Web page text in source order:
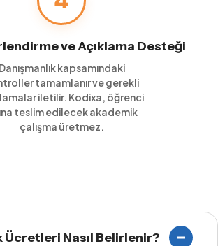
ve Açıklama Desteği
Danışmanlık kapsamındaki
tamamlanır ve gerekli
iletilir. Kodixa, öğrenci
teslim edilecek akademik
çalışma üretmez.
Ücretleri Nasıl Belirlenir?